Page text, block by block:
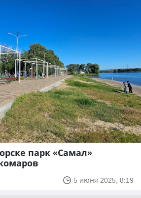
парк «Самал»
5 июня 2025, 8:19